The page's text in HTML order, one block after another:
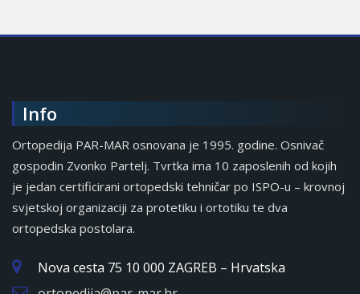
Info
Ortopedija PAR-MAR osnovana je 1995. godine. Osnivač
gospodin Zvonko Partelj. Tvrtka ima 10 zaposlenih od kojih
je jedan certificirani ortopedski tehničar po ISPO-u – krovnoj
svjetskoj organizaciji za protetiku i ortotiku te dva
ortopedska postolara.
Nova cesta 75 10 000 ZAGREB – Hrvatska